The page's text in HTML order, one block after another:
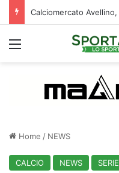
Menu
Home / NEWS
CALCIO NEWS